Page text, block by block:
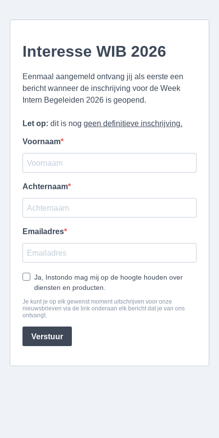
Interesse WIB 2026
Eenmaal aangemeld ontvang jij als eerste een
bericht wanneer de inschrijving voor de Week
Intern Begeleiden 2026 is geopend.
Let op: dit is nog geen definitieve inschrijving.
Voornaam
Achternaam
Emailadres
Ja, Instondo mag mij op de hoogte houden over
diensten en producten.
Je kunt je op elk gewenst moment uitschrijven voor onze
nieuwsbrieven via de link onderaan elk bericht dat je van ons
ontvangt.
Verstuur